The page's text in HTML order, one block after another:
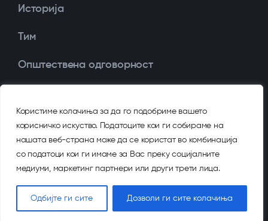
Користиме колачиња за да го подобриме вашето
корисничко искуство. Податоците кои ги собираме на
нашата веб-страна може да се користат во комбинација
со податоци кои ги имаме за Вас преку социјалните
медиуми, маркетинг партнери или други трети лица.
Одбијте ги сите Дозволи ги сите колачиња
Историја
Тим
Општествена одговорност
Голден Арт Систем